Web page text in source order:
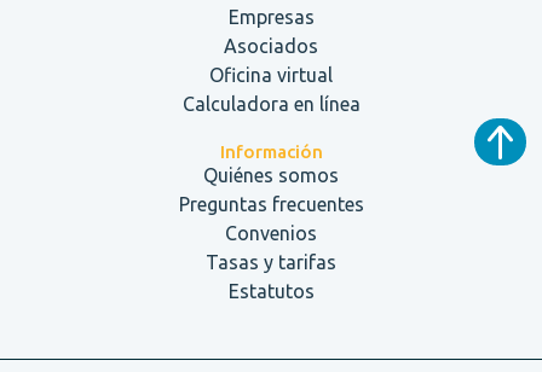
Empresas
Asociados
Oficina virtual
Calculadora en línea
Información
Quiénes somos
Preguntas frecuentes
Convenios
Tasas y tarifas
Estatutos